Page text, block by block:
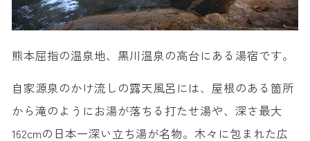
熊本屈指の温泉地、黒川温泉の高台にある湯宿です。
自家源泉のかけ流しの露天風呂には、屋根のある箇所
から滝のようにお湯が落ちる打たせ湯や、深さ最大
162cmの日本一深い立ち湯が名物。木々に包まれた広